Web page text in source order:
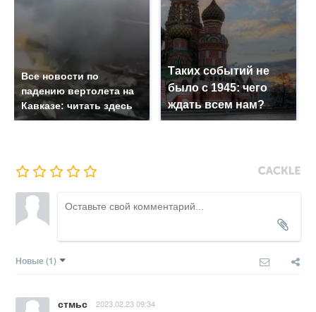
Все новости по
падению вертолета на
Кавказе: читать здесь
Таких событий не
было с 1945: чего
ждать всем нам?
Новые (1)
стмьс 2023.02.23 09:34